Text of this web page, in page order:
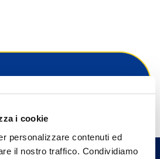
i cookie
personalizzare contenuti ed
il nostro traffico. Condividiamo
di